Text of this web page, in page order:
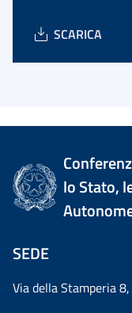
SCARICA
lo Stato,
SEDE
Via della Stamperia